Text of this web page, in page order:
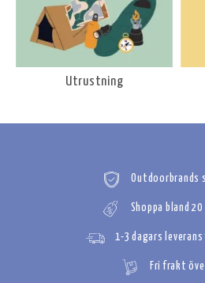
Utrustning
Outdoorbrands
Shoppa bland
1-3 dagars
Fri frakt